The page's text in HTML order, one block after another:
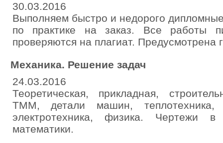
30.03.2016
Выполняем быстро и недорого
по практике на заказ. Все работы
проверяются на плагиат. Предусмотрена
Механика. Решение задач
24.03.2016
Теоретическая, прикладная,
ТММ, детали машин, теплотехника,
электротехника, физика. Чертежи
математики.